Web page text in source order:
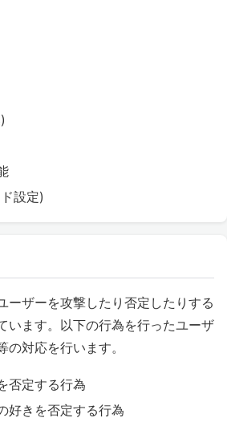
設定)
ーザーを攻撃したり否定したりする
います。以下の行為を行ったユーザ
対応を行います。
否定する行為
好きを否定する行為